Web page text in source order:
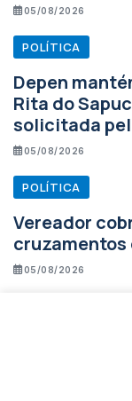
05/08/2026
POLÍTICA
Depen
Rita do
solicitada
05/08/2026
POLÍTICA
Vereador
05/08/2026